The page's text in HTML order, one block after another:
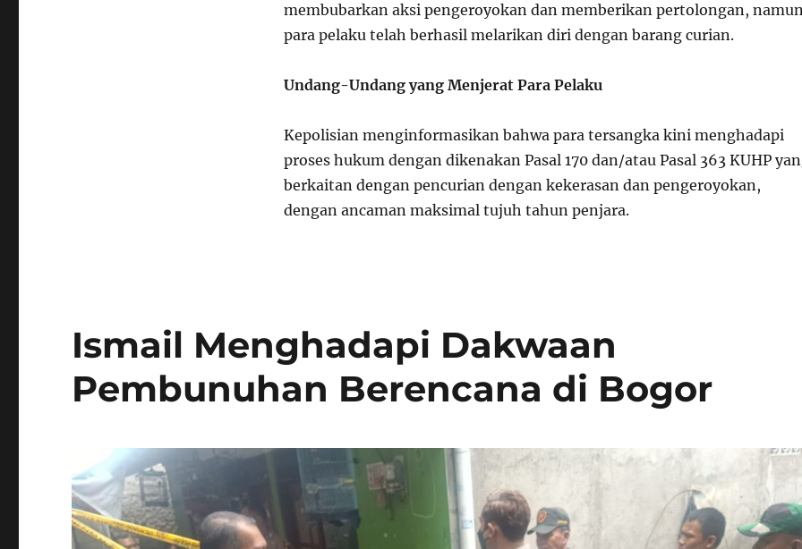
membubarkan aksi pengeroyokan dan memberikan pertolongan,
para pelaku telah berhasil melarikan diri dengan barang curian.
Undang-Undang yang Menjerat Para Pelaku
Kepolisian menginformasikan bahwa para tersangka kini menghadapi
proses hukum dengan dikenakan Pasal 170 dan/atau Pasal 363 KUHP
berkaitan dengan pencurian dengan kekerasan dan pengeroyokan,
dengan ancaman maksimal tujuh tahun penjara.
Ismail Menghadapi Dakwaan
Pembunuhan Berencana di Bogor